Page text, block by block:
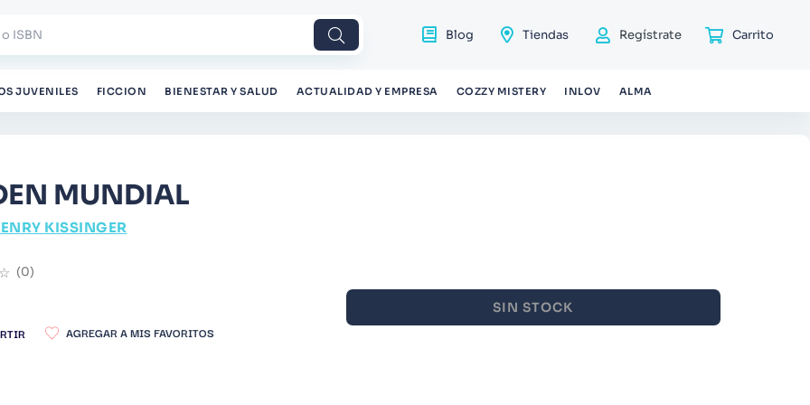
Blog Tiendas Regístrate
JUVENILES FICCION BIENESTAR Y SALUD ACTUALIDAD Y EMPRESA COZZY MISTERY INLOV ALMA
MUNDIAL
KISSINGER
☆ (0)
SIN STOCK